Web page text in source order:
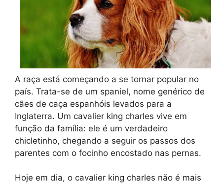
A raça está começando a se tornar popular no
país. Trata-se de um spaniel, nome genérico de
cães de caça espanhóis levados para a
Inglaterra. Um cavalier king charles vive em
função da família: ele é um verdadeiro
chicletinho, chegando a seguir os passos dos
parentes com o focinho encostado nas pernas.
Hoje em dia, o cavalier king charles não é mais